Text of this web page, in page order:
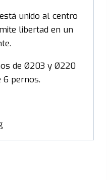
unido al centro
libertad en un
de Ø203 y Ø220
6 pernos.